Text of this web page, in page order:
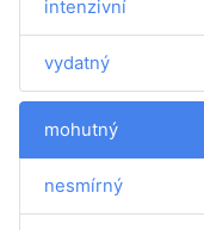
intenzivní
vydatný
mohutný
nesmírný